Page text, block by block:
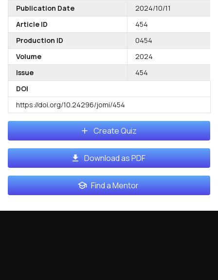
Publication Date
2024/10/11
Article ID
454
Production ID
0454
Volume
2024
Issue
454
DOI
https://doi.org/10.24296/jomi/454
Create Quiz
Download as PDF
Find a Mentor